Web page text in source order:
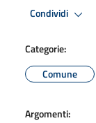
Condividi
Categorie:
Comune
Argomenti: